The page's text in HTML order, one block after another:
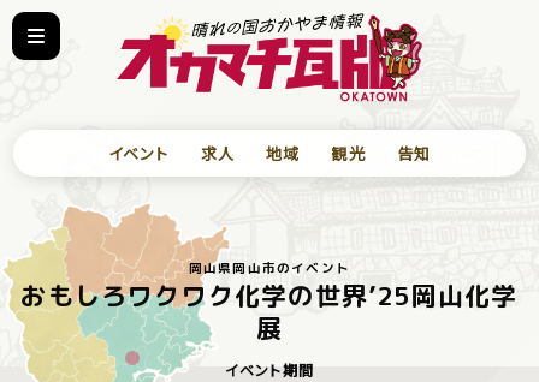
イベント 求人 地域 観光 告知
岡山県岡山市のイベント
おもしろワクワク化学の世界’25岡山化学
展
イベント期間